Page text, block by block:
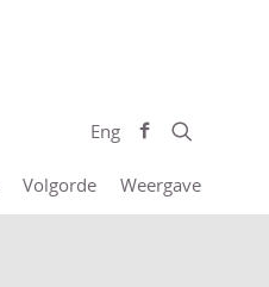
Eng
Volgorde Weergave